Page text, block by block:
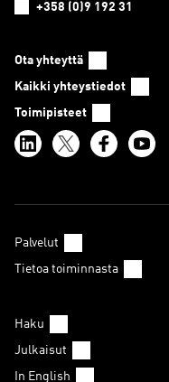
+358 (0)9 192 31
Ota yhteyttä
Kaikki yhteystiedot
Toimipisteet
Palvelut
Tietoa toiminnasta
Haku
Julkaisut
In English